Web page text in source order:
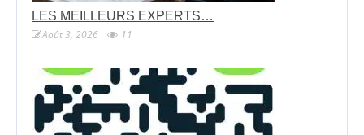
LES MEILLEURS EXPERTS…
Août 3, 2026
11